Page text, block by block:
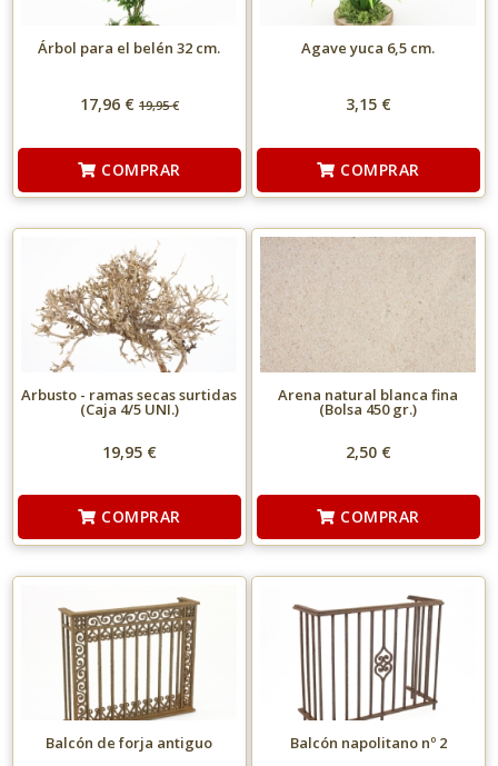
Árbol para el belén 32 cm.
17,96 € 19,95€
COMPRAR
Agave yuca 6,5 cm.
3,15 €
COMPRAR
Arbusto - ramas secas surtidas
(Caja 4/5 UNI.)
19,95 €
COMPRAR
Arena natural blanca fina
(Bolsa 450 gr.)
2,50 €
COMPRAR
Balcón de forja antiguo Balcón napolitano nº 2